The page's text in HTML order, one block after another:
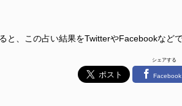
と、この占い結果をTwitterやFacebookなど
シェアする
Facebook